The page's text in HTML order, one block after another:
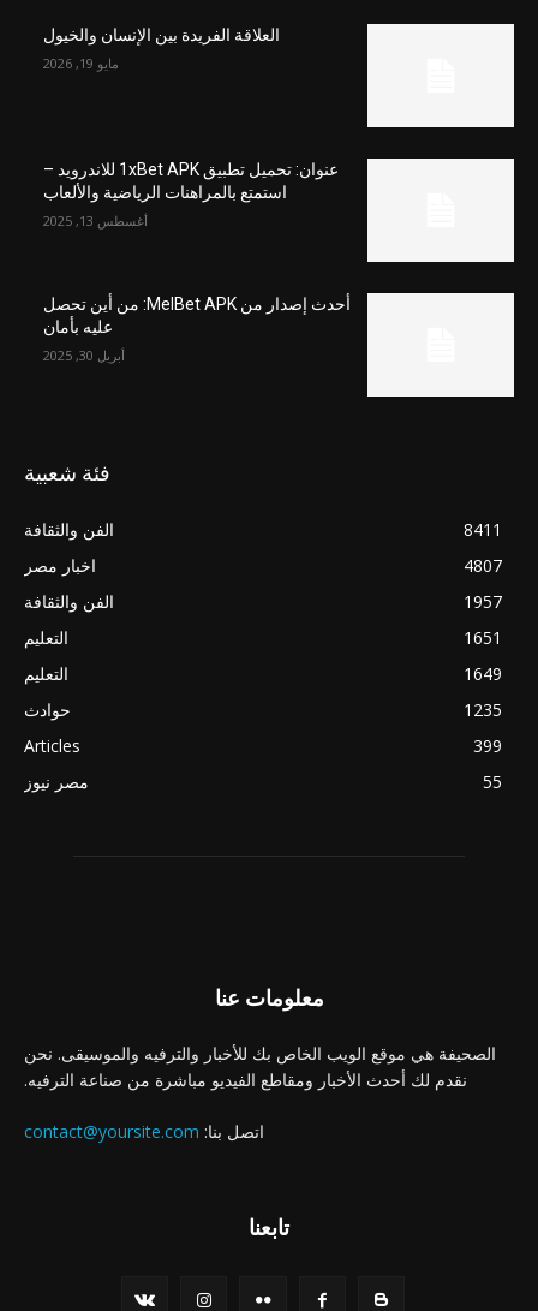
العلاقة الفريدة بين الإنسان والخيول
مايو 19, 2026
عنوان: تحميل تطبيق 1xBet APK للاندرويد –
استمتع بالمراهنات الرياضية والألعاب
أغسطس 13, 2025
أحدث إصدار من MelBet APK: من أين تحصل
عليه بأمان
أبريل 30, 2025
فئة شعبية
الفن والثقافة
8411
اخبار مصر
4807
الفن والثقافة
1957
التعليم
1651
التعليم
1649
حوادث
1235
Articles
399
مصر نيوز
55
معلومات عنا
الصحيفة هي موقع الويب الخاص بك للأخبار والترفيه والموسيقى. نحن
نقدم لك أحدث الأخبار ومقاطع الفيديو مباشرة من صناعة الترفيه.
اتصل بنا: contact@yoursite.com
تابعنا